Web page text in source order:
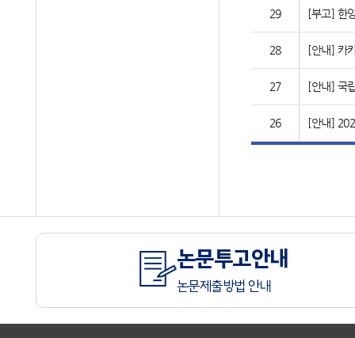
29 [부고] 한
28 [안내] 카
27 [안내] 국
26 [안내]
논문투고안내
논문제출방법 안내